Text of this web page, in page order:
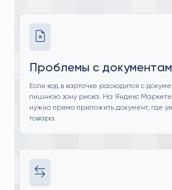
Проблемы с
Если код в карточке расходится с
лишнюю зону риска. На Яндекс
нужно прямо приложить документ, где
товара.